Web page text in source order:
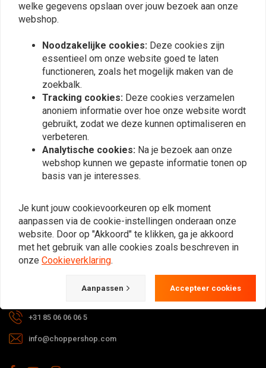
Op de hoogte blijven?
Abonneer
levertijden, retouren & reparaties of
algemene informatie kun je altijd op
één van de onderstaande manieren
Gotenburgweg 46a, 9723 TM Groningen (The Netherlands)
+31 85 06 06 06 5
info@choppershop.com
welke gegevens opslaan over jouw bezoek aan onze
webshop.
Noodzakelijke cookies: Deze cookies zijn
essentieel om onze website goed te laten
functioneren, zoals het mogelijk maken van de
zoekbalk.
Tracking cookies: Deze cookies verzamelen
anoniem informatie over hoe onze website wordt
gebruikt, zodat we deze kunnen optimaliseren en
verbeteren.
Analytische cookies: Na je bezoek aan onze
webshop kunnen we gepaste informatie tonen op
basis van je interesses.
Je kunt jouw cookievoorkeuren op elk moment
aanpassen via de cookie-instellingen onderaan onze
website. Door op "Akkoord" te klikken, ga je akkoord
met het gebruik van alle cookies zoals beschreven in
onze Cookieverklaring.
Aanpassen Accepteer cookies